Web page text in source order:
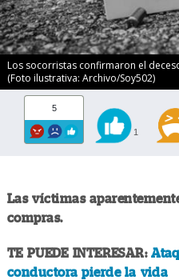
Los socorristas confirmaron el
(Foto ilustrativa: Archivo/Soy502)
5
1
Las víctimas
compras.
TE PUEDE INTERESAR:
conductora pierde la vida